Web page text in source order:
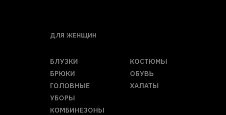
ДЛЯ ЖЕНЩИН
БЛУЗКИ
БРЮКИ
ГОЛОВНЫЕ
УБОРЫ
КОМБИНЕЗОНЫ
КОСТЮМЫ
ОБУВЬ
ХАЛАТЫ